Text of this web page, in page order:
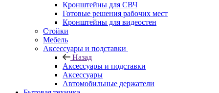
Кронштейны для СВЧ
Готовые решения рабочих мест
Кронштейны для видеостен
Стойки
Мебель
Аксессуары и подставки
Назад
Аксессуары и подставки
Аксессуары
Автомобильные держатели